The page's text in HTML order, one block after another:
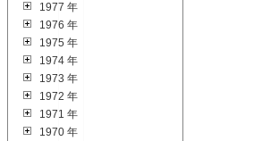
1977 年
1976 年
1975 年
1974 年
1973 年
1972 年
1971 年
1970 年